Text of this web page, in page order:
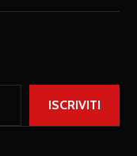
ISCRIVITI